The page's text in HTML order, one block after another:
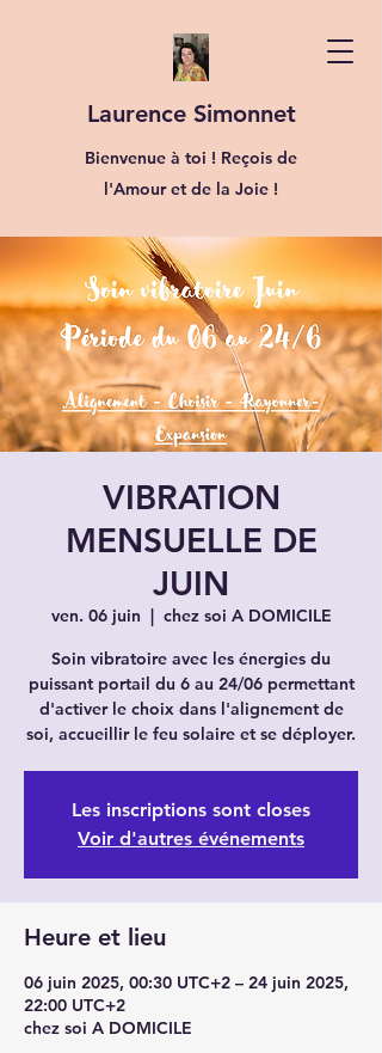
Laurence Simonnet
Bienvenue à toi ! Reçois de
l'Amour et de la Joie !
VIBRATION
MENSUELLE DE
JUIN
ven. 06 juin
  |
chez soi A DOMICILE
Soin vibratoire avec les énergies du
puissant portail du 6 au 24/06 permettant
d'activer le choix dans l'alignement de
soi, accueillir le feu solaire et se déployer.
Les inscriptions sont closes
Voir d'autres événements
Heure et lieu
06 juin 2025, 00:30 UTC+2 – 24 juin 2025,
22:00 UTC+2
chez soi A DOMICILE